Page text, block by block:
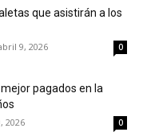
que asistirán a los
9, 2026 0
pagados en la
2026 0